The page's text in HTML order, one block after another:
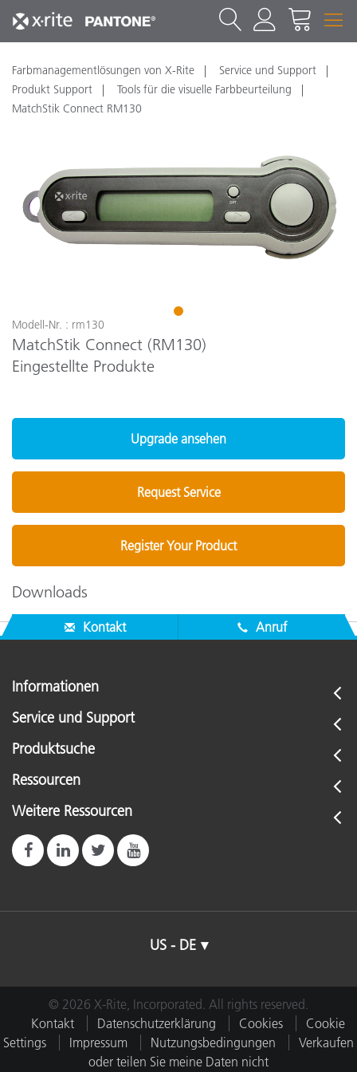
Farbmanagementlösungen von X-Rite
Service und Support
Produkt Support
Tools für die visuelle Farbbeurteilung
MatchStik Connect RM130
1
Modell-Nr. : rm130
MatchStik Connect (RM130)
Eingestellte Produkte
Upgrade ansehen
Request Service
Register Your Product
Downloads
Kontakt Anruf
Informationen
Service und Support
Produktsuche
Ressourcen
Weitere Ressourcen
US - DE
© 2026 X-Rite, Incorporated. All rights reserved.
Kontakt
Datenschutzerklärung Cookies
Cookie
Settings
Impressum Nutzungsbedingungen
Verkaufen
oder teilen Sie meine Daten nicht